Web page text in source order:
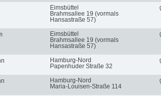
Eimsbüttel
Brahmsallee 19 (vormals
Hansastraße 57)
Eimsbüttel
Brahmsallee 19 (vormals
Hansastraße 57)
Hamburg-Nord
Papenhuder Straße 32
Hamburg-Nord
Maria-Louisen-Straße 114